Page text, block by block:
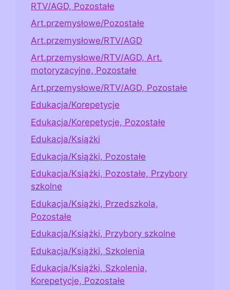
RTV/AGD, Pozostałe
Art.przemysłowe/Pozostałe
Art.przemysłowe/RTV/AGD
Art.przemysłowe/RTV/AGD, Art.
motoryzacyjne, Pozostałe
Art.przemysłowe/RTV/AGD, Pozostałe
Edukacja/Korepetycje
Edukacja/Korepetycje, Pozostałe
Edukacja/Książki
Edukacja/Książki, Pozostałe
Edukacja/Książki, Pozostałe, Przybory
szkolne
Edukacja/Książki, Przedszkola,
Pozostałe
Edukacja/Książki, Przybory szkolne
Edukacja/Książki, Szkolenia
Edukacja/Książki, Szkolenia,
Korepetycje, Pozostałe